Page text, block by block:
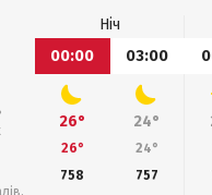
Ніч
00:00
03:00
26° 24°
26° 24°
758
757